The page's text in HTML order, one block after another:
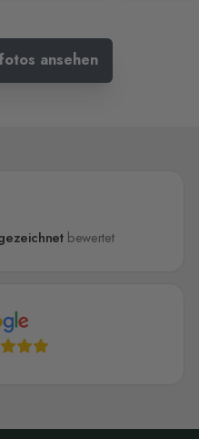
ansehen
bewertet